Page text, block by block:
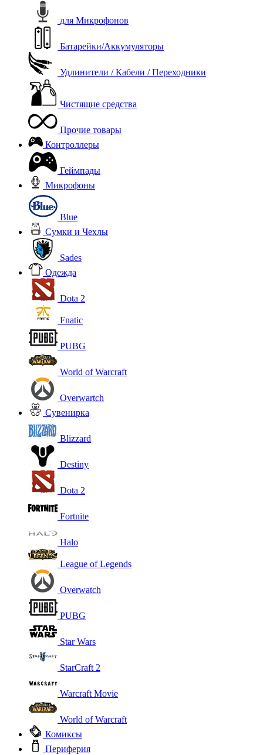
для Микрофонов
Батарейки/Аккумуляторы
Удлинители / Кабели / Переходники
Чистящие средства
Прочие товары
Контроллеры
Геймпады
Микрофоны
Blue
Сумки и Чехлы
Sades
Одежда
Dota 2
Fnatic
PUBG
World of Warcraft
Overwartch
Сувенирка
Blizzard
Destiny
Dota 2
Fortnite
Halo
League of Legends
Overwatch
PUBG
Star Wars
StarCraft 2
Warcraft Movie
World of Warcraft
Комиксы
Периферия